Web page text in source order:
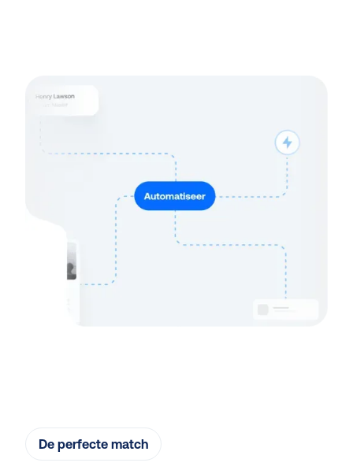
De perfecte match